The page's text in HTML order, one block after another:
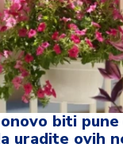
biti
uradite ovih